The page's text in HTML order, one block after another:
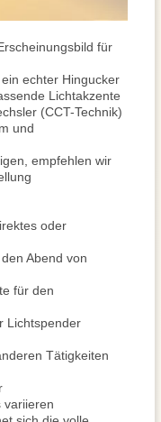
für
echter Hingucker
Lichtakzente
(CCT-Technik)
und
empfehlen wir
oder
Abend von
für den
Lichtspender
Tätigkeiten
variieren